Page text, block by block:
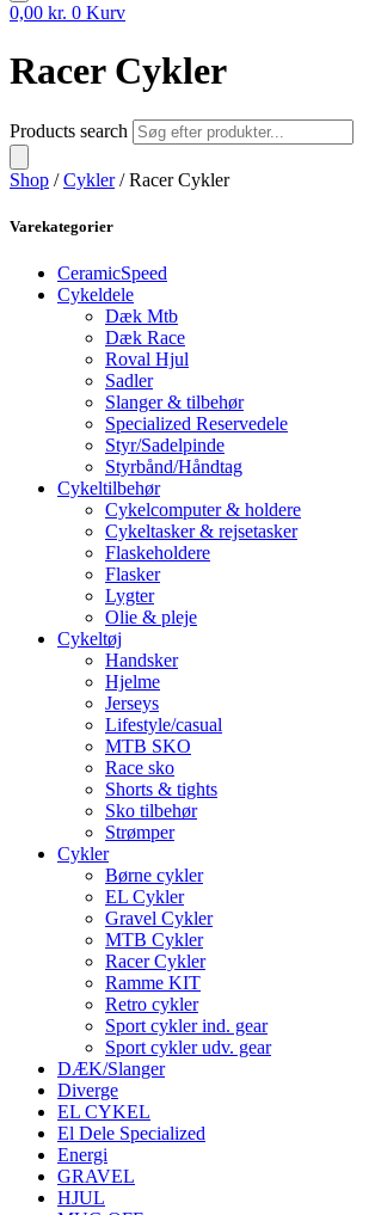
0,00 kr. 0 Kurv
Racer Cykler
Products search
Shop /Cykler/ Racer Cykler
Varekategorier
CeramicSpeed
Cykeldele
Dæk Mtb
Dæk Race
Roval Hjul
Sadler
Slanger & tilbehør
Specialized Reservedele
Styr/Sadelpinde
Styrbånd/Håndtag
Cykeltilbehør
Cykelcomputer & holdere
Cykeltasker & rejsetasker
Flaskeholdere
Flasker
Lygter
Olie & pleje
Cykeltøj
Handsker
Hjelme
Jerseys
Lifestyle/casual
MTB SKO
Race sko
Shorts & tights
Sko tilbehør
Strømper
Cykler
Børne cykler
EL Cykler
Gravel Cykler
MTB Cykler
Racer Cykler
Ramme KIT
Retro cykler
Sport cykler ind. gear
Sport cykler udv. gear
DÆK/Slanger
Diverge
EL CYKEL
El Dele Specialized
Energi
GRAVEL
HJUL